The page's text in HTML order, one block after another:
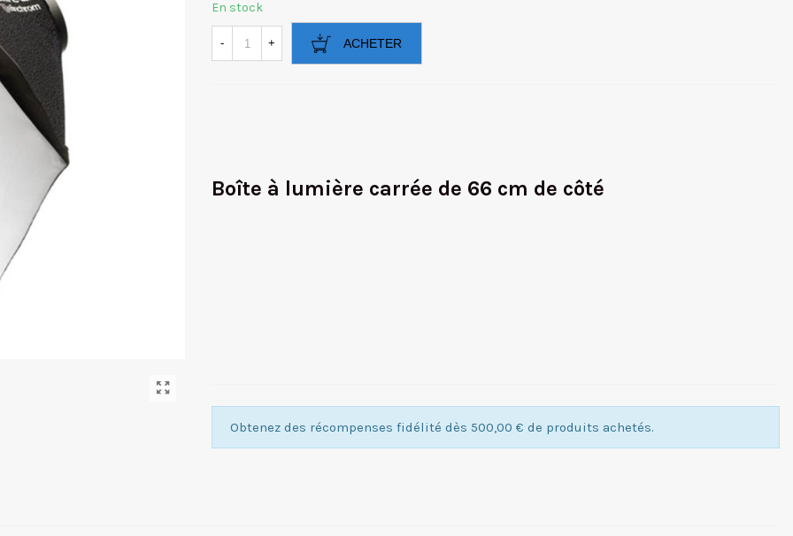
En stock
- + ACHETER
Boîte à lumière carrée de 66 cm de côté
Obtenez des récompenses fidélité dès 500,00 € de produits achetés.